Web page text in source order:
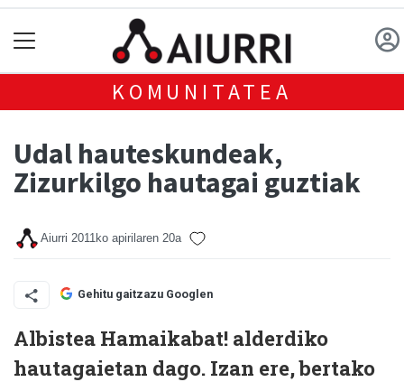
KOMUNITATEA
Udal hauteskundeak,
Zizurkilgo hautagai guztiak
Aiurri 2011ko apirilaren 20a
Gehitu gaitzazu Googlen
Albistea Hamaikabat! alderdiko
hautagaietan dago. Izan ere, bertako